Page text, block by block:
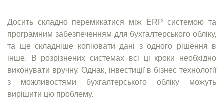
Досить складно перемикатися між ERP системою та
програмним забезпеченням для бухгалтерського обліку,
та ще складніше копіювати дані з одного рішення в
інше. В розрізнених системах всі ці кроки необхідно
виконувати вручну. Однак, інвестиції в бізнес технології
з можливостями бухгалтерського обліку можуть
вирішити цю проблему.